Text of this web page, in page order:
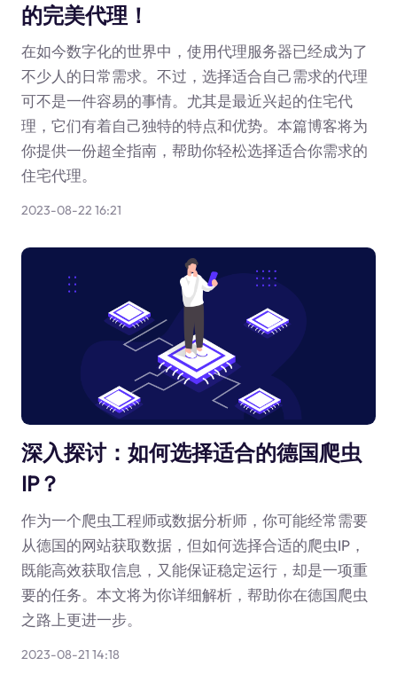
的完美代理！
在如今数字化的世界中，使用代理服务器已经成为了
不少人的日常需求。不过，选择适合自己需求的代理
可不是一件容易的事情。尤其是最近兴起的住宅代
理，它们有着自己独特的特点和优势。本篇博客将为
你提供一份超全指南，帮助你轻松选择适合你需求的
住宅代理。
2023-08-22 16:21
深入探讨：如何选择适合的德国爬虫
IP？
作为一个爬虫工程师或数据分析师，你可能经常需要
从德国的网站获取数据，但如何选择合适的爬虫IP，
既能高效获取信息，又能保证稳定运行，却是一项重
要的任务。本文将为你详细解析，帮助你在德国爬虫
之路上更进一步。
2023-08-21 14:18